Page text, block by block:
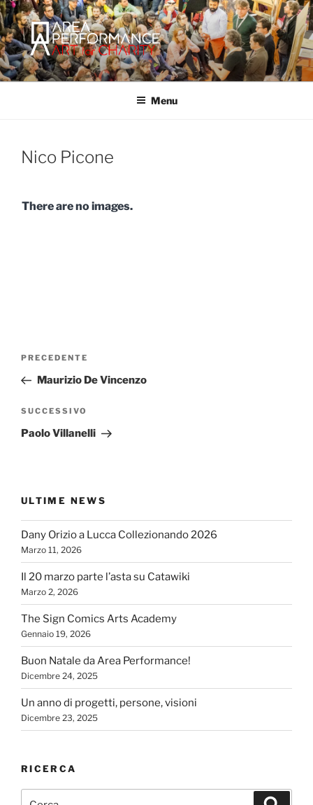
Salta
al
contenuto
AREA PERFORMANCE
Sito ufficiale della Onlus Area Performance.
Menu
Nico Picone
There are no images.
Navigazione
Articolo
precedente:
PRECEDENTE
Maurizio De Vincenzo
Articolo
successivo
SUCCESSIVO
Paolo Villanelli
ULTIME NEWS
Dany Orizio a Lucca Collezionando 2026
Marzo 11, 2026
Il 20 marzo parte l’asta su Catawiki
Marzo 2, 2026
The Sign Comics Arts Academy
Gennaio 19, 2026
Buon Natale da Area Performance!
Dicembre 24, 2025
Un anno di progetti, persone, visioni
Dicembre 23, 2025
RICERCA